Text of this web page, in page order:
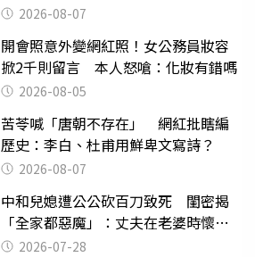
2026-08-07
開會照意外變網紅照！女公務員妝容
掀2千則留言 本人怒嗆：化妝有錯嗎
2026-08-05
苦苓喊「唐朝不存在」 網紅批瞎編
歷史：李白、杜甫用鮮卑文寫詩？
2026-08-07
中和兒媳遭公公砍百刀致死 閨密揭
「全家都惡魔」：丈夫在老婆時懷孕
摔東西
2026-07-28